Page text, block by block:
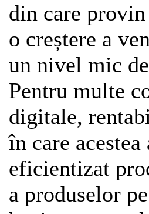
din care
o creștere a
un nivel mic
Pentru multe
digitale,
în care
eficientizat
a produselor